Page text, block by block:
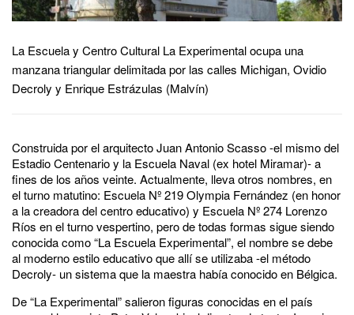
La Escuela y Centro Cultural La Experimental ocupa una
manzana triangular delimitada por las calles Michigan, Ovidio
Decroly y Enrique Estrázulas (Malvín)
Construida por el arquitecto Juan Antonio Scasso -el mismo del
Estadio Centenario y la Escuela Naval (ex hotel Miramar)- a
fines de los años veinte. Actualmente, lleva otros nombres, en
el turno matutino: Escuela Nº 219 Olympia Fernández (en honor
a la creadora del centro educativo) y Escuela Nº 274 Lorenzo
Ríos en el turno vespertino, pero de todas formas sigue siendo
conocida como “La Escuela Experimental”, el nombre se debe
al moderno estilo educativo que allí se utilizaba -el método
Decroly- un sistema que la maestra había conocido en Bélgica.
De “La Experimental” salieron figuras conocidas en el país